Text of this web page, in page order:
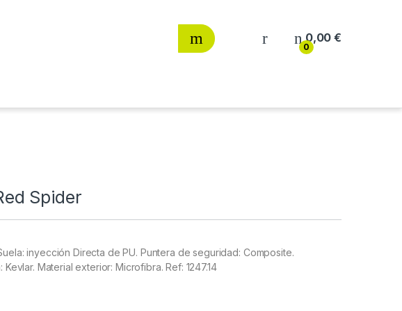
0
0,00€
Spider
inyección Directa de PU. Puntera de seguridad: Composite.
Material exterior: Microfibra. Ref: 1247.14